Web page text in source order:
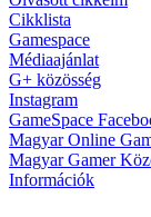
Cikklista
Gamespace
Médiaajánlat
G+ közösség
Instagram
GameSpace
Magyar Online
Magyar Gamer
Információk